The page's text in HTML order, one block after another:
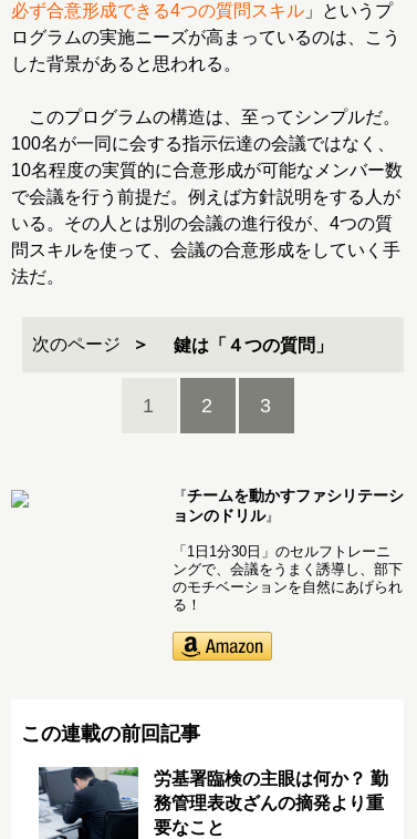
必ず合意形成できる4つの質問スキル 」というプ
ログラムの実施ニーズが高まっているのは、こう
した背景があると思われる。
このプログラムの構造は、至ってシンプルだ。
100名が一同に会する指示伝達の会議ではなく、
10名程度の実質的に合意形成が可能なメンバー数
で会議を行う前提だ。例えば方針説明をする人が
いる。その人とは別の会議の進行役が、4つの質
問スキルを使って、会議の合意形成をしていく手
法だ。
次のページ 鍵は「４つの質問」
1 2 3
『チームを動かすファシリテーシ
ョンのドリル』
「1日1分30日」のセルフトレーニ
ングで、会議をうまく誘導し、部下
のモチベーションを自然にあげられ
る！
この連載の前回記事
労基署臨検の主眼は何か？ 勤
務管理表改ざんの摘発より重
要なこと